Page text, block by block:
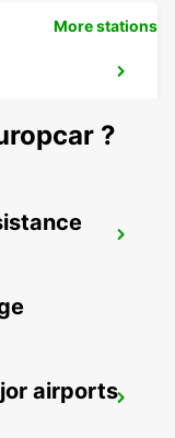
More stations
?
airports